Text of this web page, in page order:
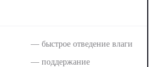
— быстрое отведение влаги
— поддержание